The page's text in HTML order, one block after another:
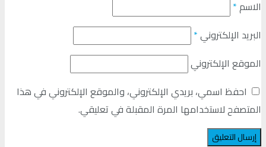
الاسم*
البريد الإلكتروني*
الموقع الإلكتروني
احفظ اسمي، بريدي الإلكتروني، والموقع الإلكتروني في هذا
المتصفح لاستخدامها المرة المقبلة في تعليقي.